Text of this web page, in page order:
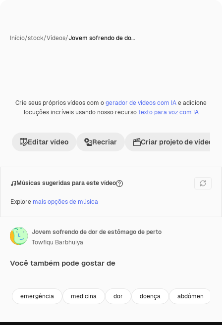
Início/stock/Vídeos/Jovem sofrendo de do…
Premium
Crie seus próprios vídeos com ogerador de vídeos com IAe adicione
locuções incríveis usando nosso recursotexto para voz com IA
Editar vídeo Recriar Criar projeto de vídeo
Músicas sugeridas para este vídeo
Explore mais opções de música
Jovem sofrendo de dor de estômago de perto
Towfiqu Barbhuiya
Você também pode gostar de
emergência medicina dor doença abdômen